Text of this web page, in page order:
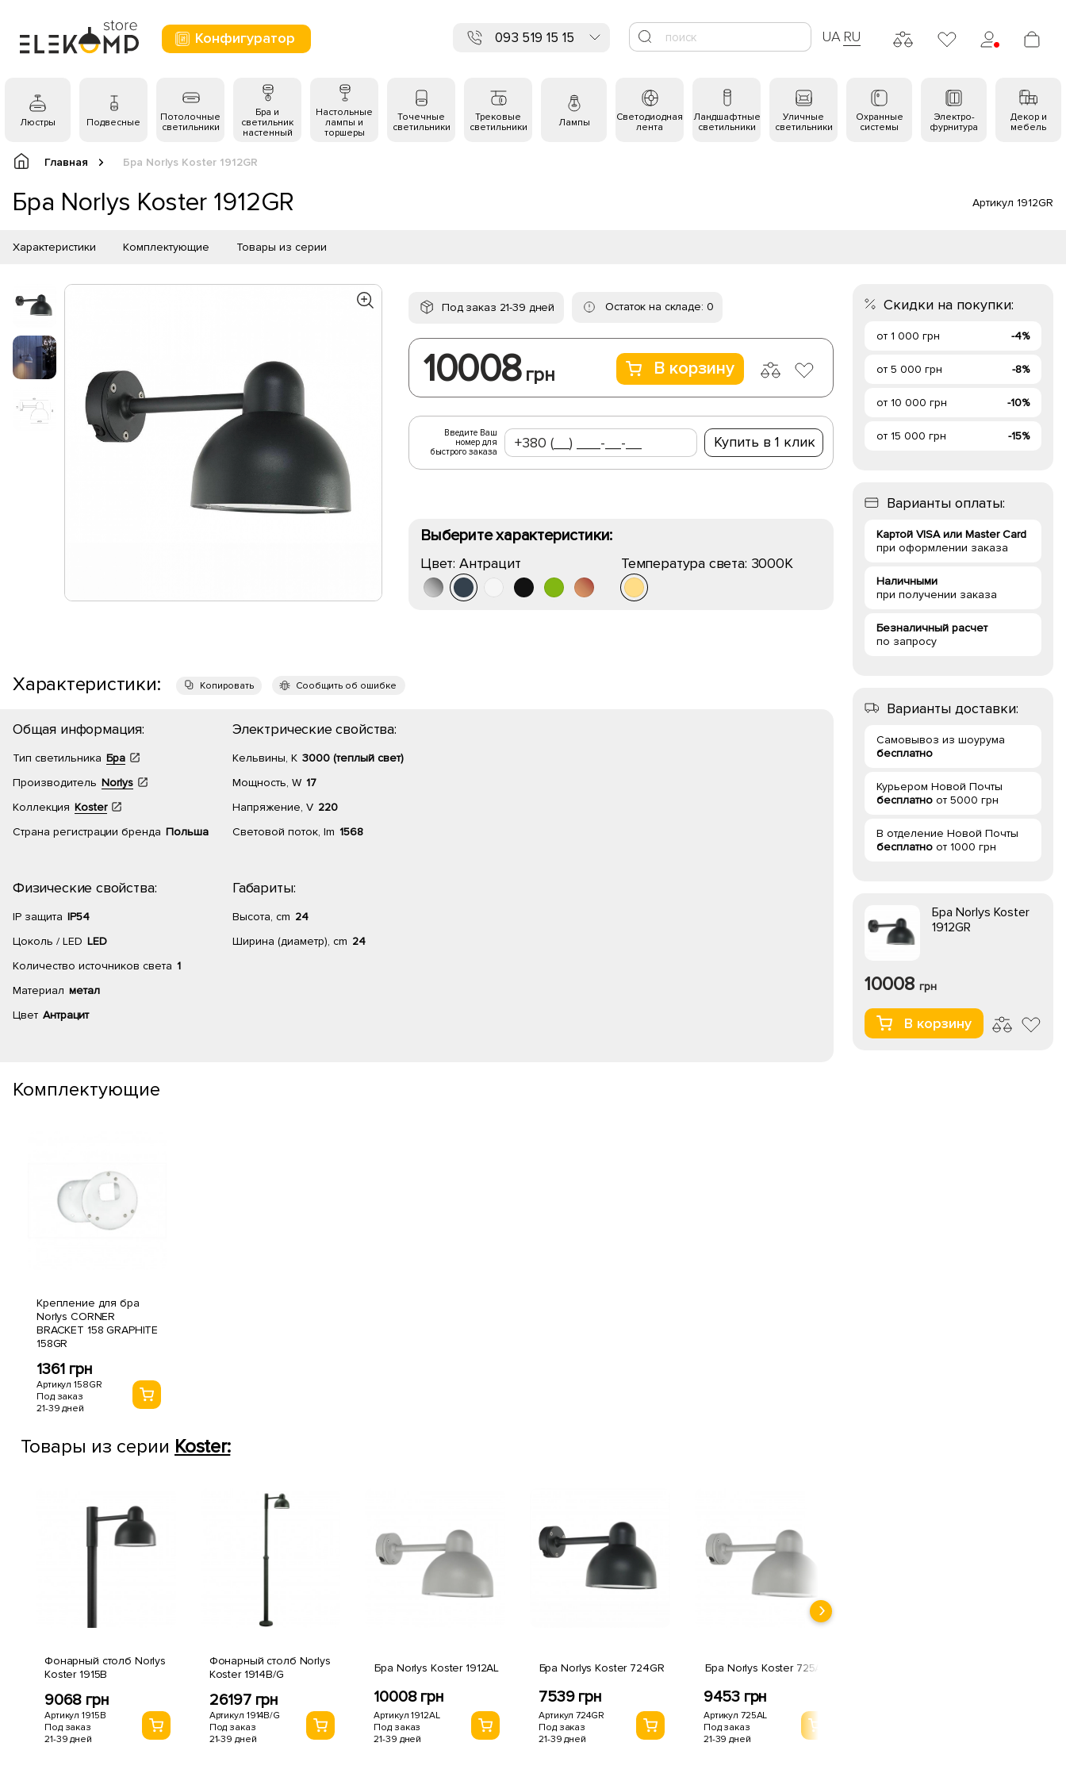
Конфигуратор 093 519 15 15 UA RU
Люстры Подвесные
Потолочные
светильники
Бра и
светильник
настенный
Настольные
лампы и
торшеры
Точечные
светильники
Трековые
светильники
Лампы
Светодиодная
лента
Ландшафтные
светильники
Уличные
светильники
Охранные
системы
Электро-
фурнитура
Декор и
мебель
Главная Бра Norlys Koster 1912GR
Бра Norlys Koster 1912GR Артикул 1912GR
Характеристики Комплектующие Товары из серии
Под заказ 21-39 дней Остаток на складе: 0
10008 грн В корзину
Введите Ваш
номер для
быстрого заказа
Купить в 1 клик
Выберите характеристики:
Цвет: Антрацит Температура света: 3000K
Характеристики: Копировать Сообщить об ошибке
Общая информация:
Тип светильника Бра
Производитель Norlys
Коллекция Koster
Страна регистрации бренда Польша
Физические свойства:
IP защита IP54
Цоколь / LED LED
Количество источников света 1
Материал метал
Цвет Антрацит
Электрические свойства:
Кельвины, К 3000 (теплый свет)
Мощность, W 17
Напряжение, V 220
Световой поток, lm 1568
Габариты:
Высота, cm 24
Ширина (диаметр), cm 24
Комплектующие
Крепление для бра
Norlys CORNER
BRACKET 158 GRAPHITE
158GR
1361 грн
Артикул 158GR
Под заказ
21-39 дней
Товары из серии Koster:
Фонарный столб Norlys
Koster 1915B
9068 грн
Артикул 1915B
Под заказ
21-39 дней
Фонарный столб Norlys
Koster 1914B/G
26197 грн
Артикул 1914B/G
Под заказ
21-39 дней
Бра Norlys Koster 1912AL
10008 грн
Артикул 1912AL
Под заказ
21-39 дней
Бра Norlys Koster 724GR
7539 грн
Артикул 724GR
Под заказ
21-39 дней
Бра Norlys Koster 725AL
9453 грн
Артикул 725AL
Под заказ
21-39 дней
Скидки на покупки:
от 1 000 грн -4%
от 5 000 грн -8%
от 10 000 грн -10%
от 15 000 грн -15%
Варианты оплаты:
Картой VISA или Master Card
при оформлении заказа
Наличными
при получении заказа
Безналичный расчет
по запросу
Варианты доставки:
Самовывоз из шоурума
бесплатно
Курьером Новой Почты
бесплатно от 5000 грн
В отделение Новой Почты
бесплатно от 1000 грн
Бра Norlys Koster
1912GR
10008 грн
В корзину